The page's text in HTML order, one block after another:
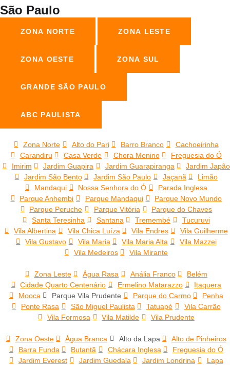
São Paulo
ZONA NORTE ZONA LESTE
ZONA OESTE ZONA SUL
GRANDE SÃO PAULO
ABC PAULISTA
Zona Norte Alto do Pari Barro Branco
Cachoeirinha
Carandiru
Casa Verde Chora Menino
Freguesia do Ó
Imirim
Jardim Guapira Jardim Guarapiranga
Jardim Japão
Jardim São Bento
Jardim São Paulo Jaçanã
Limão
Mandaqui
Nossa Senhora do Ó
Parada Inglesa
Parque Anhembi
Parque Mandaqui
Parque Novo Mundo
Parque Peruche
Parque Vitória
Parque do Chaves
Santa Teresinha
Santana Tremembé
Tucuruvi
Vila Albertina
Vila Chica Luíza Vila Endres
Vila Guilherme
Vila Gustavo
Vila Maria Vila Maria Alta
Vila Mazzei
Vila Medeiros
Vila Mirante
Zona Leste Água Rasa Anália Franco
Belém
Cidade Quarto Centenário
Ermelino Matarazzo
Itaquera
Mooca
Parque Vila Prudente Parque do Carmo
Penha
Ponte Rasa
São Miguel Paulista Tatuapé
Vila Carrão
Vila Formosa
Vila Matilde Vila Prudente
Zona Oeste Água Branca Alto da Lapa
Alto de Pinheiros
Barra Funda
Butantã Chácara Inglesa
Freguesia do Ó
Jardim Everest
Jardim Guedala Jardim Londrina
Lapa